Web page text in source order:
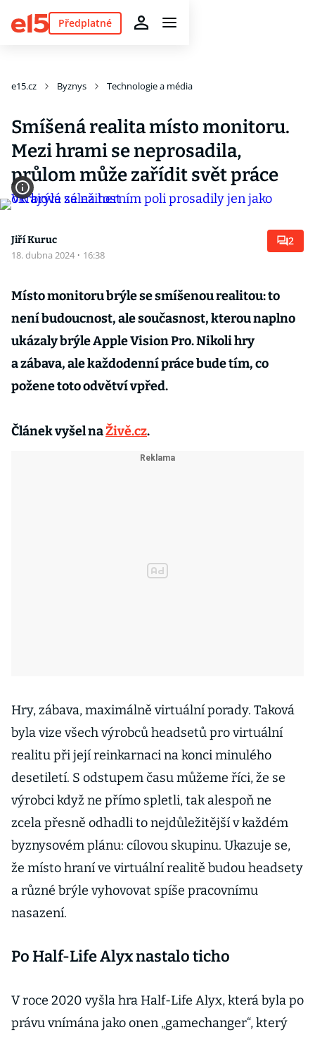
Předplatné
e15.cz Byznys Technologie a média
Smíšená realita místo monitoru.
Mezi hrami se neprosadila,
průlom může zařídit svět práce
Jiří Kuruc
18. dubna 2024 · 16:38
2
Místo monitoru brýle se smíšenou realitou: to
není budoucnost, ale současnost, kterou naplno
ukázaly brýle Apple Vision Pro. Nikoli hry
a zábava, ale každodenní práce bude tím, co
požene toto odvětví vpřed.
Článek vyšel naŽivě.cz.
Hry, zábava, maximálně virtuální porady. Taková
byla vize všech výrobců headsetů pro virtuální
realitu při její reinkarnaci na konci minulého
desetiletí. S odstupem času můžeme říci, že se
výrobci když ne přímo spletli, tak alespoň ne
zcela přesně odhadli to nejdůležitější v každém
byznysovém plánu: cílovou skupinu. Ukazuje se,
že místo hraní ve virtuální realitě budou headsety
a různé brýle vyhovovat spíše pracovnímu
nasazení.
Po Half-Life Alyx nastalo ticho
V roce 2020 vyšla hra Half-Life Alyx, která byla po
právu vnímána jako onen „gamechanger“, který